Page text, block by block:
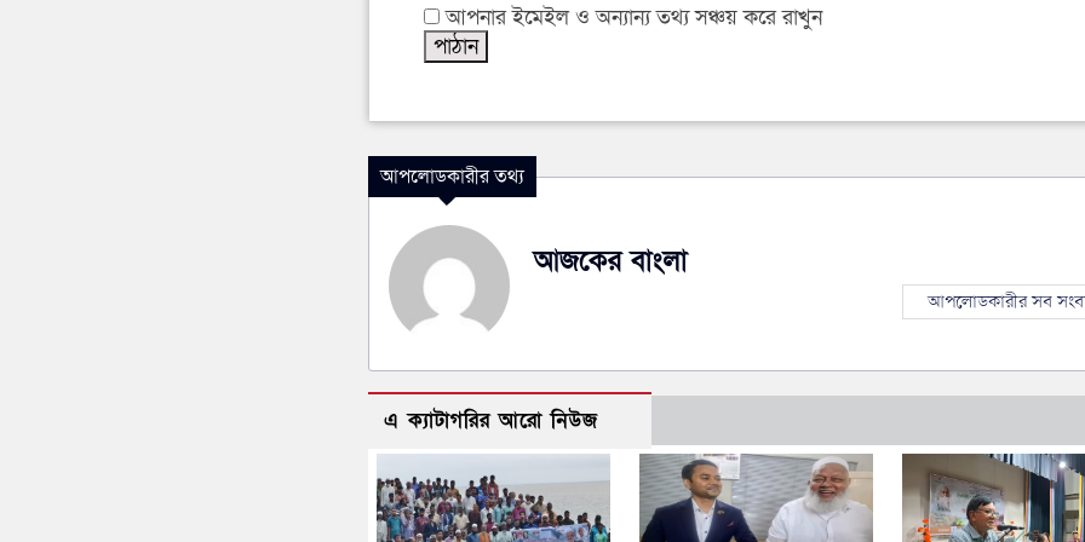
আপনার ইমেইল ও অন্যান্য তথ্য সঞ্চয় করে রাখুন
আপলোডকারীর তথ্য
আজকের বাংলা
আপলোডকারীর সব
এ ক্যাটাগরির আরো নিউজ